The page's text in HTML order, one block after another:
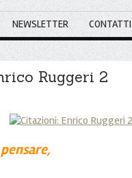
NEWSLETTER CONTATTI
Ruggeri 2